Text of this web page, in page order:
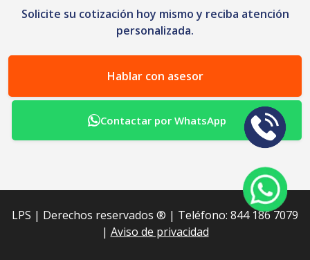
Solicite su cotización hoy mismo y reciba atención
personalizada.
Hablar con asesor
Contactar por WhatsApp
LPS | Derechos reservados ®︎ | Teléfono: 844 186 7079
| Aviso de privacidad